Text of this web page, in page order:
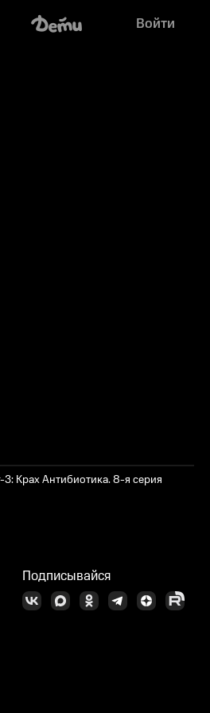
Войти
Крах Антибиотика. 8-я серия
Подписывайся